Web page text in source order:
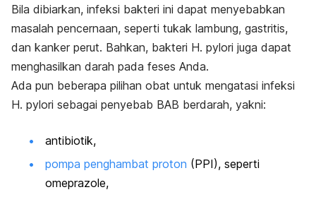
Bila dibiarkan, infeksi bakteri ini dapat menyebabkan
masalah pencernaan, seperti tukak lambung, gastritis,
dan kanker perut. Bahkan, bakteri H. pylori juga dapat
menghasilkan darah pada feses Anda.
Ada pun beberapa pilihan obat untuk mengatasi infeksi
H. pylori sebagai penyebab BAB berdarah, yakni:
antibiotik,
pompa penghambat proton (PPI), seperti
omeprazole,